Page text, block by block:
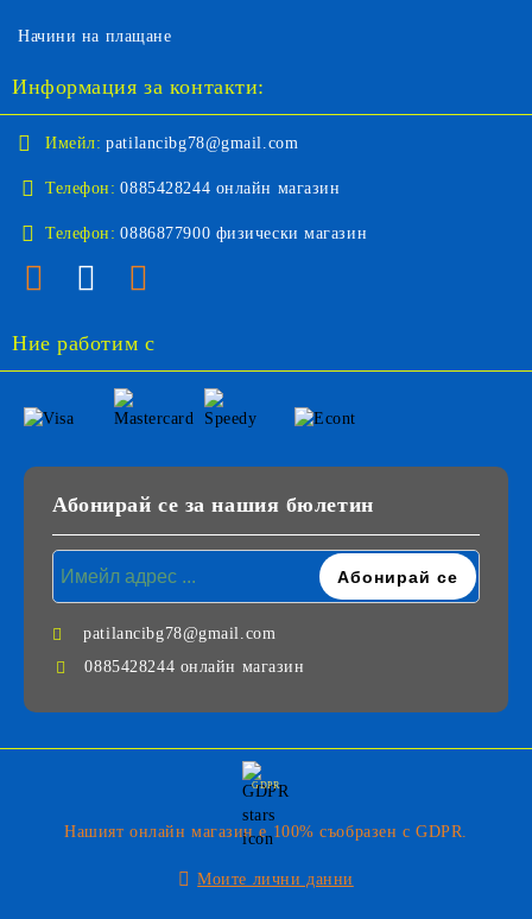
Начини на плащане
Информация за контакти:
Имейл: patilancibg78@gmail.com
Телефон: 0885428244 онлайн магазин
Телефон: 0886877900 физически магазин
Ние работим с
Абонирай се за нашия бюлетин
patilancibg78@gmail.com
0885428244 онлайн магазин
GDPR
Нашият онлайн магазин е 100% съобразен с GDPR.
Моите лични данни